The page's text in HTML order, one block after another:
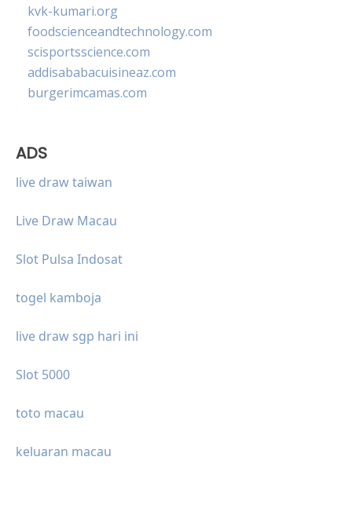
kvk-kumari.org
foodscienceandtechnology.com
scisportsscience.com
addisababacuisineaz.com
burgerimcamas.com
ADS
live draw taiwan
Live Draw Macau
Slot Pulsa Indosat
togel kamboja
live draw sgp hari ini
Slot 5000
toto macau
keluaran macau